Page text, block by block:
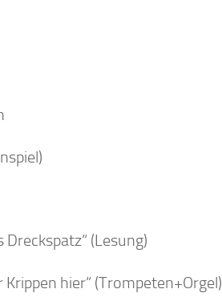
Dreckspatz“ (Lesung)
Krippen hier“ (Trompeten+Orgel)